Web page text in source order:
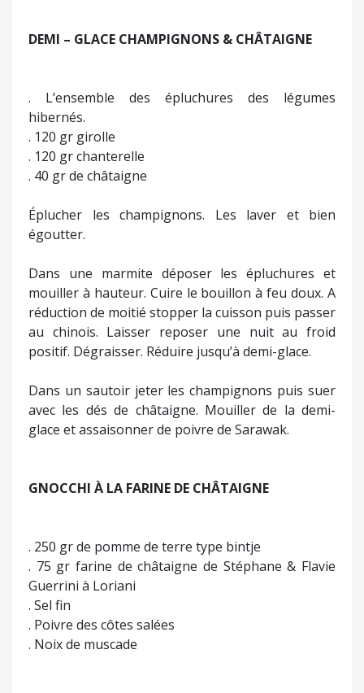
DEMI – GLACE CHAMPIGNONS & CHÂTAIGNE
. L’ensemble des épluchures des légumes
hibernés.
. 120 gr girolle
. 120 gr chanterelle
. 40 gr de châtaigne
Éplucher les champignons. Les laver et bien
égoutter.
Dans une marmite déposer les épluchures et
mouiller à hauteur. Cuire le bouillon à feu doux. A
réduction de moitié stopper la cuisson puis passer
au chinois. Laisser reposer une nuit au froid
positif. Dégraisser. Réduire jusqu’à demi-glace.
Dans un sautoir jeter les champignons puis suer
avec les dés de châtaigne. Mouiller de la demi-
glace et assaisonner de poivre de Sarawak.
GNOCCHI À LA FARINE DE CHÂTAIGNE
. 250 gr de pomme de terre type bintje
. 75 gr farine de châtaigne de Stéphane & Flavie
Guerrini à Loriani
. Sel fin
. Poivre des côtes salées
. Noix de muscade